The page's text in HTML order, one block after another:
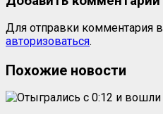
Для отправки комментария
авторизоваться.
Похожие новости